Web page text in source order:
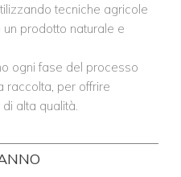
tecniche agricole
prodotto naturale e
ogni fase del processo
raccolta, per offrire
alta qualità.